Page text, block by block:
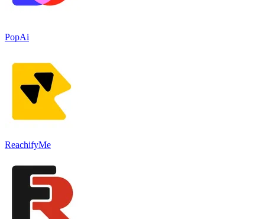
PopAi
ReachifyMe